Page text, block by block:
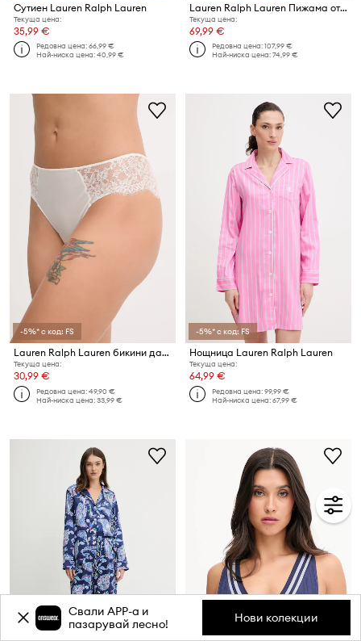
Сутиен Lauren Ralph Lauren
Текуща цена:
35,99 €
Редовна цена:66,99 €
Най-ниска цена:40,99 €
Lauren Ralph Lauren Пижама от две части дамска с памук
Текуща цена:
69,99 €
Редовна цена:107,99 €
Най-ниска цена:74,99 €
-5%* с код: FS
Lauren Ralph Lauren бикини дамски
Текуща цена:
30,99 €
Редовна цена:49,90 €
Най-ниска цена:33,99 €
-5%* с код: FS
Нощница Lauren Ralph Lauren
Текуща цена:
64,99 €
Редовна цена:99,99 €
Най-ниска цена:67,99 €
Свали APP-a и
пазарувай лесно!
Нови колекции